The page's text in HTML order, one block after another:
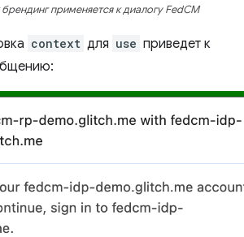
брендинг применяется к диалогу FedCM
context для use приведет к